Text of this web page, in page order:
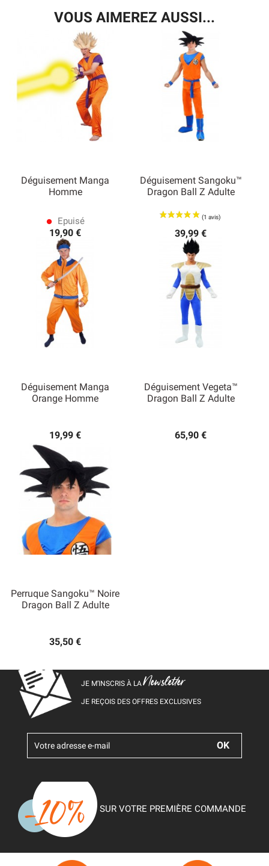
VOUS AIMEREZ AUSSI...
Déguisement Manga
Homme
lens Epuisé
19,90 €
Déguisement Sangoku™
Dragon Ball Z Adulte
39,99 €
Déguisement Manga
Orange Homme
19,99 €
Déguisement Vegeta™
Dragon Ball Z Adulte
65,90 €
Perruque Sangoku™ Noire
Dragon Ball Z Adulte
35,50 €
JE M’INSCRIS À LANewsletter
JE REÇOIS DES OFFRES EXCLUSIVES
SUR VOTRE PREMIÈRE COMMANDE